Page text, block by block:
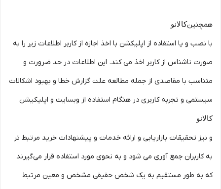
همچنینکالانو
با نصب و یا استفاده از اپلیکشن با اخذ اجازه از کاربر اطلاعات زیر را به
صورت ناشناس از کاربر اخذ می کند. این اطلاعات در حد ضرورت و
متناسب با مقاصدی از جمله مطالعه علت گزارش خطا و بهبود اشکالات
سیستمی و تجربه کاربری در هنگام استفاده از وبسایت و اپلیکیشن
کالانو
و نیز تحقیقات بازاریابی و ارائه خدمات و پیشنهادات خرید مرتبط تر
به کاربران جمع آوری می شود و به نحوی مورد استفاده قرار می‌گیرند
که به طور مستقیم به یک شخص حقیقی مشخص و معین مرتبط